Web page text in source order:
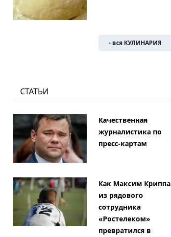
- вся КУЛИНАРИЯ
СТАТЬИ
Качественная
журналистика по
пресс-картам
Как Максим Криппа
из рядового
сотрудника
«Ростелеком»
превратился в